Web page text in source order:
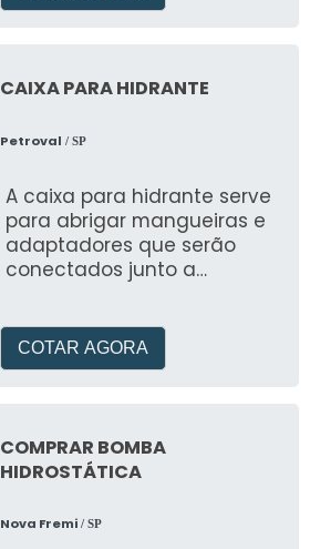
CAIXA PARA HIDRANTE
Petroval / SP
A caixa para hidrante serve
para abrigar mangueiras e
adaptadores que serão
conectados junto a
COTAR AGORA
COMPRAR BOMBA
HIDROSTÁTICA
Nova Fremi/ SP